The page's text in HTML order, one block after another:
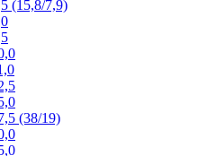
(15,8/7,9)
(38/19)